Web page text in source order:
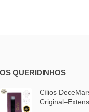
OS QUERIDINHOS
Cílios